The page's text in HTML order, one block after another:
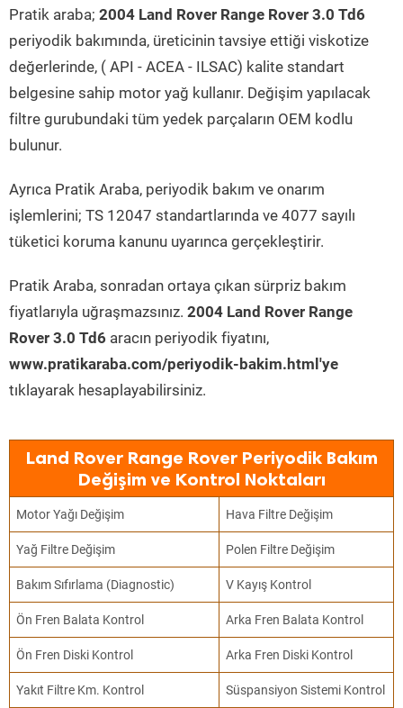
Pratik araba; 2004 Land Rover Range Rover 3.0 Td6
periyodik bakımında, üreticinin tavsiye ettiği viskotize
değerlerinde, ( API - ACEA - ILSAC) kalite standart
belgesine sahip motor yağ kullanır. Değişim yapılacak
filtre gurubundaki tüm yedek parçaların OEM kodlu
bulunur.
Ayrıca Pratik Araba, periyodik bakım ve onarım
işlemlerini; TS 12047 standartlarında ve 4077 sayılı
tüketici koruma kanunu uyarınca gerçekleştirir.
Pratik Araba, sonradan ortaya çıkan sürpriz bakım
fiyatlarıyla uğraşmazsınız. 2004 Land Rover Range
Rover 3.0 Td6 aracın periyodik fiyatını,
www.pratikaraba.com/periyodik-bakim.html'ye
tıklayarak hesaplayabilirsiniz.
Land Rover Range Rover Periyodik Bakım
Değişim ve Kontrol Noktaları
Motor Yağı Değişim Hava Filtre Değişim
Yağ Filtre Değişim Polen Filtre Değişim
Bakım Sıfırlama (Diagnostic) V Kayış Kontrol
Ön Fren Balata Kontrol Arka Fren Balata Kontrol
Ön Fren Diski Kontrol Arka Fren Diski Kontrol
Yakıt Filtre Km. Kontrol Süspansiyon Sistemi Kontrol